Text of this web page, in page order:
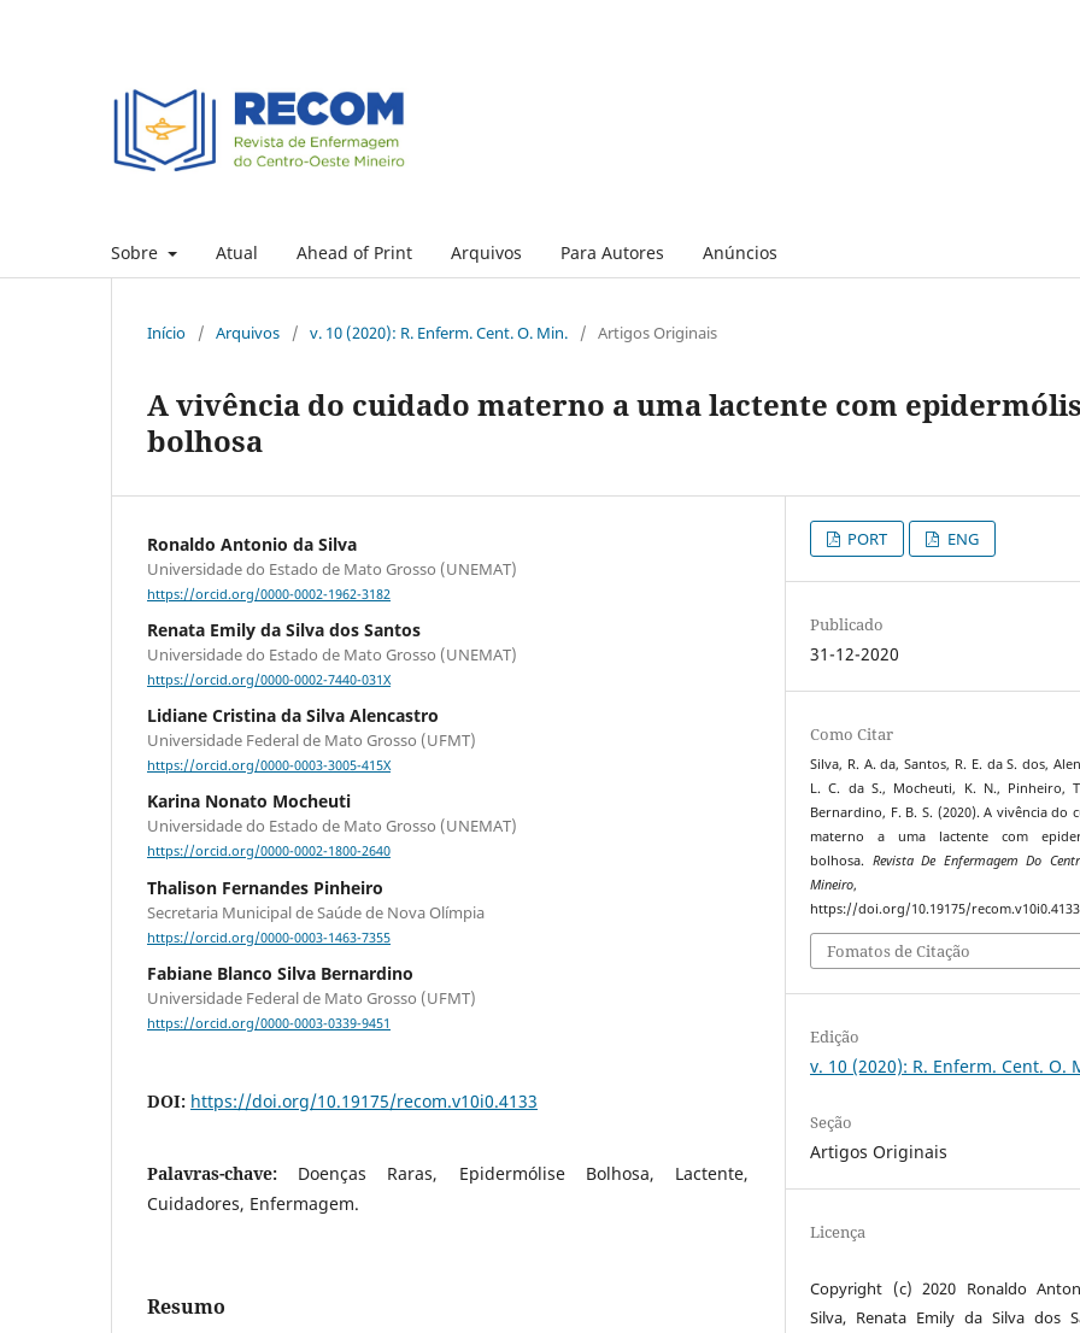
Sobre Atual Ahead of Print Arquivos Para Autores Anúncios
Início / Arquivos / v. 10 (2020): R. Enferm. Cent. O. Min. / Artigos Originais
A vivência do cuidado materno a uma lactente com
bolhosa
Ronaldo Antonio da Silva
Universidade do Estado de Mato Grosso (UNEMAT)
https://orcid.org/0000-0002-1962-3182
Renata Emily da Silva dos Santos
Universidade do Estado de Mato Grosso (UNEMAT)
https://orcid.org/0000-0002-7440-031X
Lidiane Cristina da Silva Alencastro
Universidade Federal de Mato Grosso (UFMT)
https://orcid.org/0000-0003-3005-415X
Karina Nonato Mocheuti
Universidade do Estado de Mato Grosso (UNEMAT)
https://orcid.org/0000-0002-1800-2640
Thalison Fernandes Pinheiro
Secretaria Municipal de Saúde de Nova Olímpia
https://orcid.org/0000-0003-1463-7355
Fabiane Blanco Silva Bernardino
Universidade Federal de Mato Grosso (UFMT)
https://orcid.org/0000-0003-0339-9451
DOI: https://doi.org/10.19175/recom.v10i0.4133
Palavras-chave: Doenças Raras, Epidermólise Bolhosa, Lactente,
Cuidadores, Enfermagem.
Resumo
PORT ENG
Publicado
31-12-2020
Como Citar
Silva, R. A. da, Santos, R. E. da S. dos,
L. C. da S., Mocheuti, K. N., Pinheiro,
Bernardino, F. B. S. (2020). A vivência do
materno a uma lactente com
bolhosa. Revista De Enfermagem Do
Mineiro
https://doi.org/10.19175/recom.v10i0.4133
Fomatos de Citação
Edição
v. 10 (2020): R. Enferm. Cent. O.
Seção
Artigos Originais
Licença
Copyright (c) 2020 Ronaldo
Silva, Renata Emily da Silva dos